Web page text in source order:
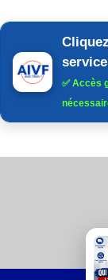
✅Accès